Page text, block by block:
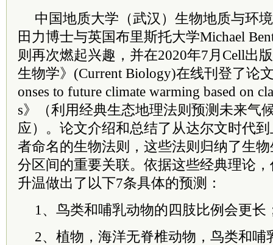
中国地质大学（武汉）生物地质与环
田力博士与英国布里斯托大学Michael
则再次燃起兴趣，并在2020年7月Cell出
生物学》(Current Biology)在线刊登了论
onses to future climate warming based on
s》（利用经典生态地理法则预测未来气
应）。论文介绍和总结了从达尔文时代
者命名的生物法则，这些法则归纳了生
分区间的重要关联。依据这些经典理论
升温做出了以下7条具体的预测：
1、鸟类和哺乳动物的四肢比例会更长
2、植物，海洋无脊椎动物，鸟类和哺